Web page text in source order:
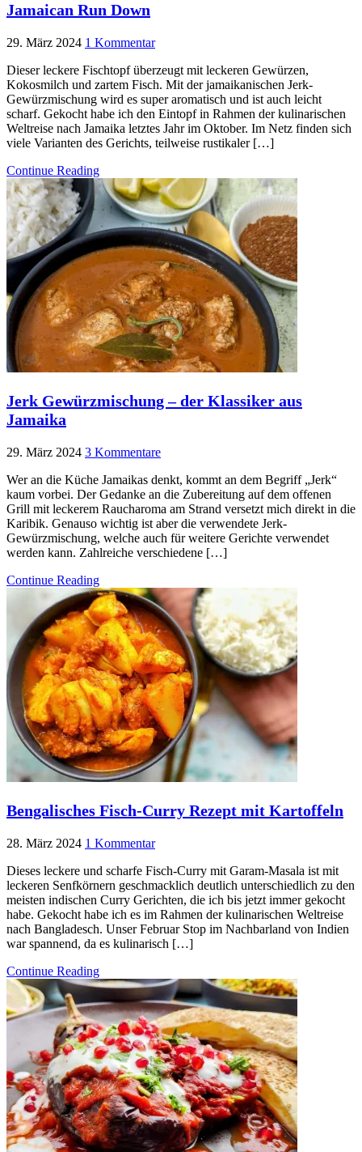
Jamaican Run Down
29. März 2024 1 Kommentar
Dieser leckere Fischtopf überzeugt mit leckeren Gewürzen,
Kokosmilch und zartem Fisch. Mit der jamaikanischen Jerk-
Gewürzmischung wird es super aromatisch und ist auch leicht
scharf. Gekocht habe ich den Eintopf in Rahmen der kulinarischen
Weltreise nach Jamaika letztes Jahr im Oktober. Im Netz finden sich
viele Varianten des Gerichts, teilweise rustikaler […]
Continue Reading
Jerk Gewürzmischung – der Klassiker aus
Jamaika
29. März 2024 3 Kommentare
Wer an die Küche Jamaikas denkt, kommt an dem Begriff „Jerk“
kaum vorbei. Der Gedanke an die Zubereitung auf dem offenen
Grill mit leckerem Raucharoma am Strand versetzt mich direkt in die
Karibik. Genauso wichtig ist aber die verwendete Jerk-
Gewürzmischung, welche auch für weitere Gerichte verwendet
werden kann. Zahlreiche verschiedene […]
Continue Reading
Bengalisches Fisch-Curry Rezept mit Kartoffeln
28. März 2024 1 Kommentar
Dieses leckere und scharfe Fisch-Curry mit Garam-Masala ist mit
leckeren Senfkörnern geschmacklich deutlich unterschiedlich zu den
meisten indischen Curry Gerichten, die ich bis jetzt immer gekocht
habe. Gekocht habe ich es im Rahmen der kulinarischen Weltreise
nach Bangladesch. Unser Februar Stop im Nachbarland von Indien
war spannend, da es kulinarisch […]
Continue Reading